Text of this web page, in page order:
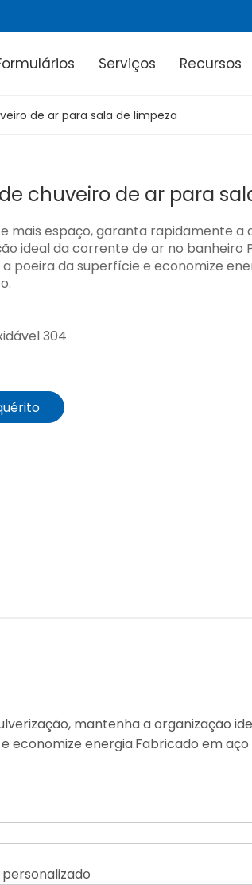
Serviços Recursos
de ar para sala de limpeza
chuveiro de ar para
mais espaço, garanta rapidamente a
ideal da corrente de ar no banheiro
poeira da superfície e economize
304
mantenha a organização
energia.Fabricado em aço